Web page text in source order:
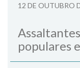
12 DE OUTUBRO
populares